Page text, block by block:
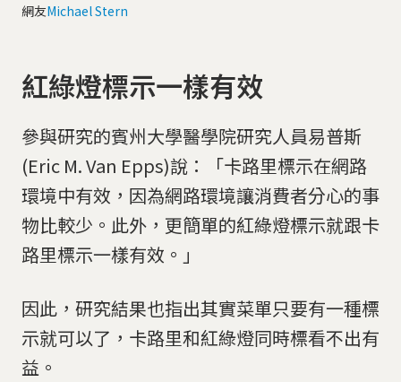
網友Michael Stern
紅綠燈標示一樣有效
參與研究的賓州大學醫學院研究人員易普斯
(Eric M. Van Epps)說：「卡路里標示在網路
環境中有效，因為網路環境讓消費者分心的事
物比較少。此外，更簡單的紅綠燈標示就跟卡
路里標示一樣有效。」
因此，研究結果也指出其實菜單只要有一種標
示就可以了，卡路里和紅綠燈同時標看不出有
益。